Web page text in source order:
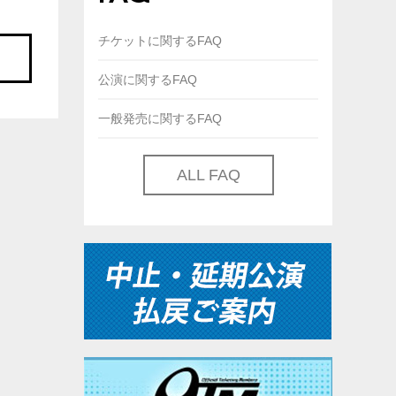
チケットに関するFAQ
公演に関するFAQ
一般発売に関するFAQ
ALL FAQ